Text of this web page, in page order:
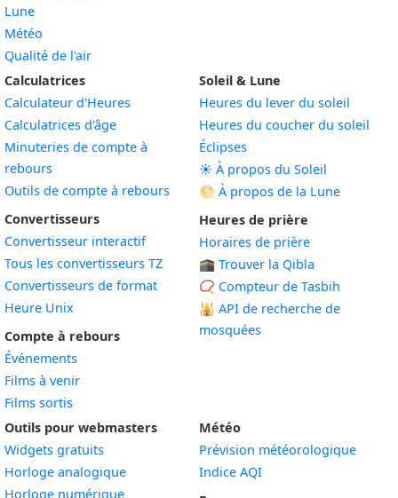
Lune
Météo
Qualité de l'air
Calculatrices
Calculateur d'Heures
Calculatrices d'âge
Minuteries de compte à
rebours
Outils de compte à rebours
Convertisseurs
Convertisseur interactif
Tous les convertisseurs TZ
Convertisseurs de format
Heure Unix
Compte à rebours
Événements
Films à venir
Films sortis
Soleil & Lune
Heures du lever du soleil
Heures du coucher du soleil
Éclipses
☀️ À propos du Soleil
🌕 À propos de la Lune
Heures de prière
Horaires de prière
🕋 Trouver la Qibla
📿 Compteur de Tasbih
🕌 API de recherche de
mosquées
Outils pour webmasters
Widgets gratuits
Horloge analogiqueWidget
Horloge numériqueWidget
Météo
Prévision météorologique
Indice AQI